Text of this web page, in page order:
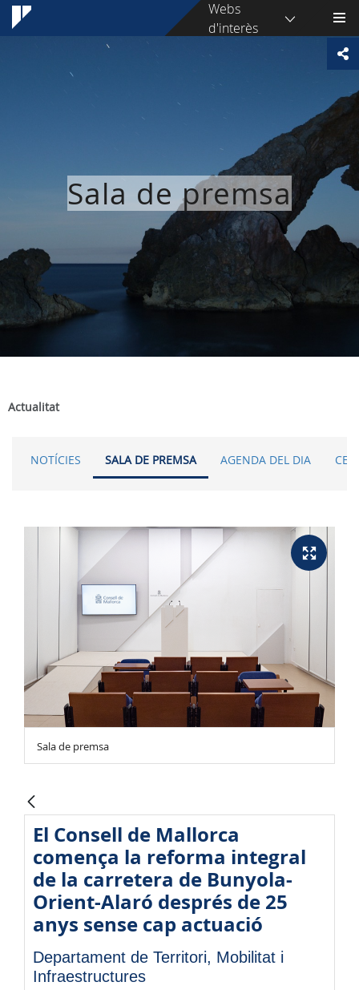
Webs
d'interès
Sala de premsa
Actualitat
NOTÍCIES SALA DE PREMSA AGENDA DEL DIA
Sala de premsa
El Consell de Mallorca
comença la reforma integral
de la carretera de Bunyola-
Orient-Alaró després de 25
anys sense cap actuació
Departament de Territori, Mobilitat i
Infraestructures